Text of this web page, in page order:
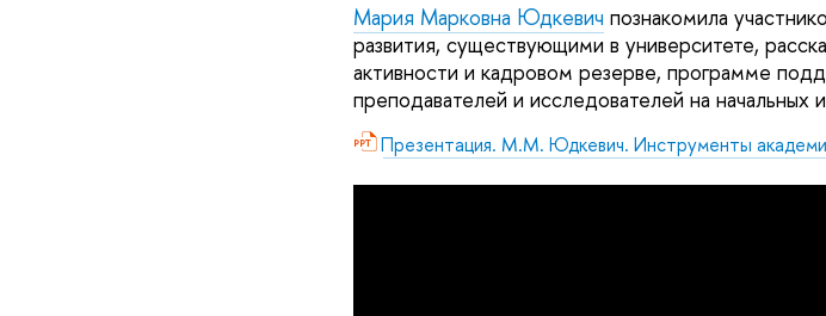
Мария Марковна Юдкевич познакомила
развития, существующими в университете,
активности и кадровом резерве, программе
преподавателей и исследователей на
Презентация. М.М. Юдкевич. Инструменты